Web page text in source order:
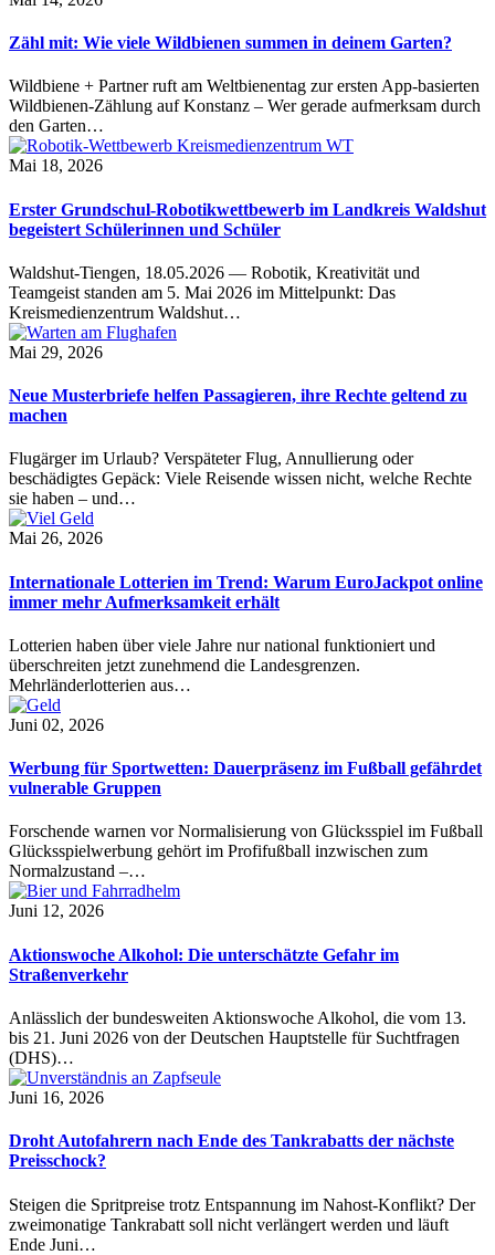
Zähl mit: Wie viele Wildbienen summen in deinem Garten?
Wildbiene + Partner ruft am Weltbienentag zur ersten App-basierten
Wildbienen-Zählung auf Konstanz – Wer gerade aufmerksam durch
den Garten…
Mai 18, 2026
Erster Grundschul-Robotikwettbewerb im Landkreis Waldshut
begeistert Schülerinnen und Schüler
Waldshut-Tiengen, 18.05.2026 — Robotik, Kreativität und
Teamgeist standen am 5. Mai 2026 im Mittelpunkt: Das
Kreismedienzentrum Waldshut…
Mai 29, 2026
Neue Musterbriefe helfen Passagieren, ihre Rechte geltend zu
machen
Flugärger im Urlaub? Verspäteter Flug, Annullierung oder
beschädigtes Gepäck: Viele Reisende wissen nicht, welche Rechte
sie haben – und…
Mai 26, 2026
Internationale Lotterien im Trend: Warum EuroJackpot online
immer mehr Aufmerksamkeit erhält
Lotterien haben über viele Jahre nur national funktioniert und
überschreiten jetzt zunehmend die Landesgrenzen.
Mehrländerlotterien aus…
Juni 02, 2026
Werbung für Sportwetten: Dauerpräsenz im Fußball gefährdet
vulnerable Gruppen
Forschende warnen vor Normalisierung von Glücksspiel im Fußball
Glücksspielwerbung gehört im Profifußball inzwischen zum
Normalzustand –…
Juni 12, 2026
Aktionswoche Alkohol: Die unterschätzte Gefahr im
Straßenverkehr
Anlässlich der bundesweiten Aktionswoche Alkohol, die vom 13.
bis 21. Juni 2026 von der Deutschen Hauptstelle für Suchtfragen
(DHS)…
Juni 16, 2026
Droht Autofahrern nach Ende des Tankrabatts der nächste
Preisschock?
Steigen die Spritpreise trotz Entspannung im Nahost-Konflikt? Der
zweimonatige Tankrabatt soll nicht verlängert werden und läuft
Ende Juni…